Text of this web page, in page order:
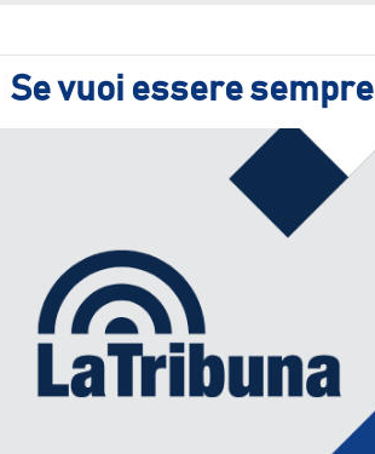
Se vuoi essere